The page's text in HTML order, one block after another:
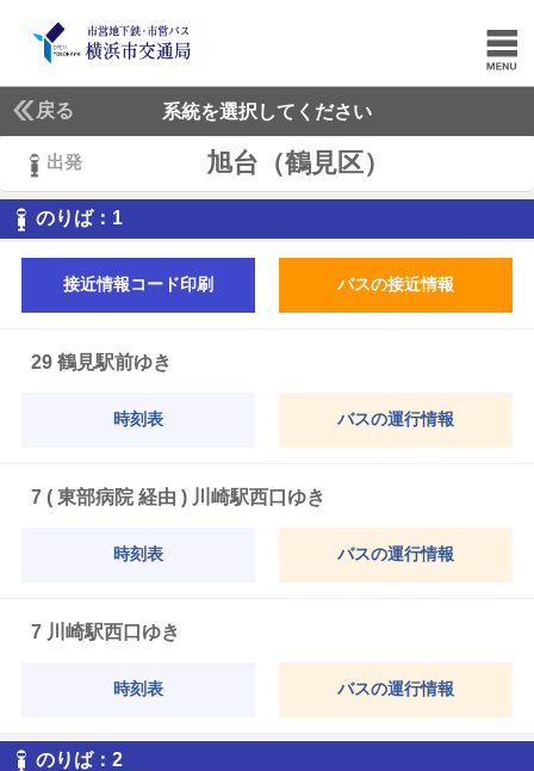
戻る 系統を選択してください
出発 旭台（鶴見区）
のりば： 1
接近情報コード印刷 バスの接近情報
29 鶴見駅前ゆき
時刻表 バスの運行情報
7 ( 東部病院 経由 ) 川崎駅西口ゆき
時刻表 バスの運行情報
7 川崎駅西口ゆき
時刻表 バスの運行情報
のりば： 2